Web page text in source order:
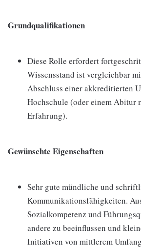
Grundqualifikationen
Diese Rolle erfordert
Wissensstand ist vergleichbar
Abschluss einer akkreditierten
Hochschule (oder einem Abitur
Erfahrung).
Gewünschte Eigenschaften
Sehr gute mündliche und
Kommunikationsfähigkeiten.
Sozialkompetenz und
andere zu beeinflussen und
Initiativen von mittlerem